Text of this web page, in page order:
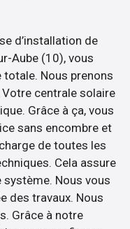
d’installation de
Aube (10), vous
totale. Nous prenons
centrale solaire
Grâce à ça, vous
sans encombre et
de toutes les
Cela assure
Nous vous
des travaux. Nous
Grâce à notre